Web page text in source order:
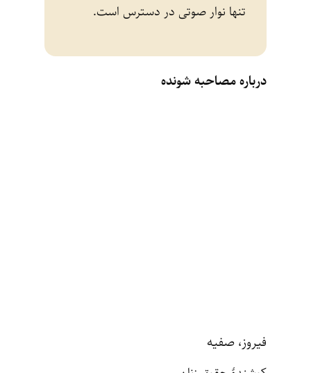
تنها نوار صوتی در دسترس است.
درباره مصاحبه شونده
فیروز، صفیه